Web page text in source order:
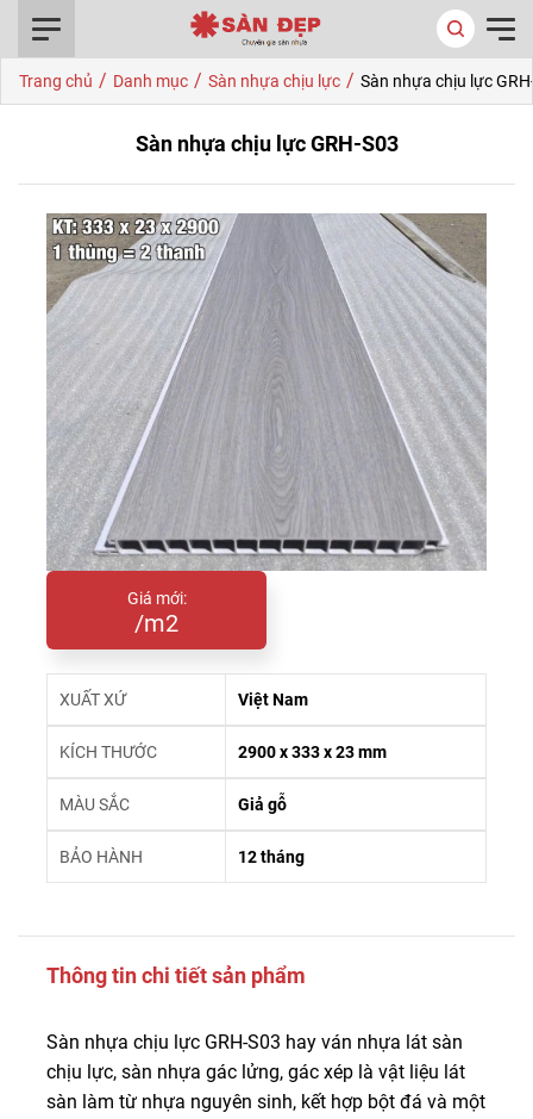
Trang chủ / Danh mục / Sàn nhựa chịu lực / Sàn nhựa chịu lực
Sàn nhựa chịu lực GRH-S03
Giá mới:
/m2
XUẤT XỨ Việt Nam
KÍCH THƯỚC 2900 x 333 x 23 mm
MÀU SẮC Giả gỗ
BẢO HÀNH 12 tháng
Thông tin chi tiết sản phẩm
Sàn nhựa chịu lực GRH-S03 hay ván nhựa lát sàn
chịu lực, sàn nhựa gác lửng, gác xép là vật liệu lát
sàn làm từ nhựa nguyên sinh, kết hợp bột đá và một